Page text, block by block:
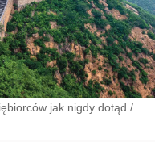
jak nigdy dotąd /